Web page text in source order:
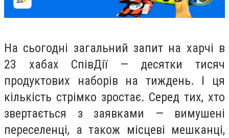
На сьогодні загальний запит на харчі в
23 хабах СпівДії — десятки тисяч
продуктових наборів на тиждень. І ця
кількість стрімко зростає. Серед тих, хто
звертається з заявками — вимушені
переселенці, а також місцеві мешканці,